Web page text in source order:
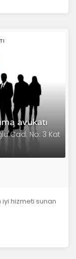
avukatı
Cad. No: 3 Kat
hizmeti sunan